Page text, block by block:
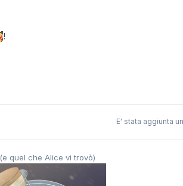
!
E' stata aggiunta
(e quel che Alice vi trovò)